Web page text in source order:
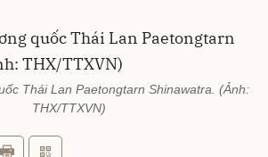
Thái Lan Paetongtarn Shinawatra. (Ảnh:
THX/TTXVN)